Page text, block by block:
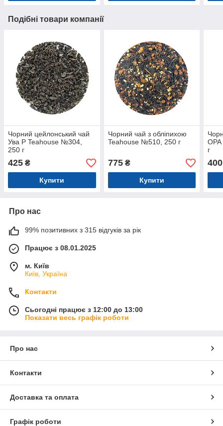
Подібні товари компанії
Чорний цейлонський чай
Ува Р Teahouse №304,
250 г
425 ₴
Купити
Чорний чай з обліпихою
Teahouse №510, 250 г
775₴
Купити
ОРА
г
400
Про нас
99% позитивних з 315 відгуків за рік
Працює з 08.01.2025
м. Київ
Київ, Україна
Контакти
Сьогодні працює з 12:00 до 13:00
Показати весь графік роботи
Про нас
Контакти
Доставка та оплата
Графік роботи